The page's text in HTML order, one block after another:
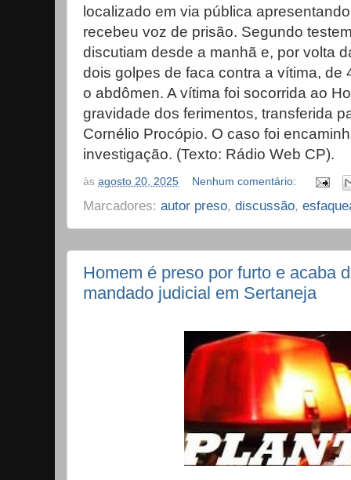
localizado em via pública
recebeu voz de prisão. Segundo
discutiam desde a manhã e, por volta
dois golpes de faca contra a vítima, de
o abdômen. A vítima foi socorrida ao
gravidade dos ferimentos, transferida
Cornélio Procópio. O caso foi
investigação. (Texto: Rádio Web CP).
às agosto 20, 2025 Nenhum comentário:
Marcadores: autor preso, discussão,
Homem é preso por furto e acaba
mandado judicial em Sertaneja